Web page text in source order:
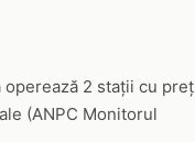
2 stații cu preț
(ANPC Monitorul